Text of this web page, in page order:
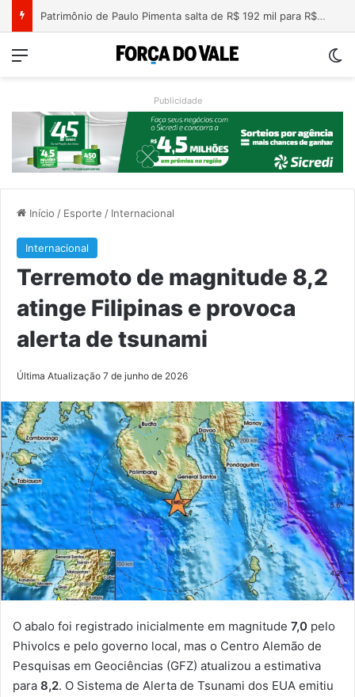
Nova lei endurece penas para crimes sexuais online contra crianças e adolescentes
Menu
Publicidade
Início / Esporte / Internacional
Internacional
Terremoto de magnitude 8,2
atinge Filipinas e provoca
alerta de tsunami
Última Atualização 7 de junho de 2026
O abalo foi registrado inicialmente em magnitude 7,0 pelo
Phivolcs e pelo governo local, mas o Centro Alemão de
Pesquisas em Geociências (GFZ) atualizou a estimativa
para 8,2. O Sistema de Alerta de Tsunami dos EUA emitiu